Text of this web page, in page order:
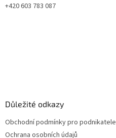
+420 603 783 087
Důležité odkazy
Obchodní podmínky pro podnikatele
Ochrana osobních údajů